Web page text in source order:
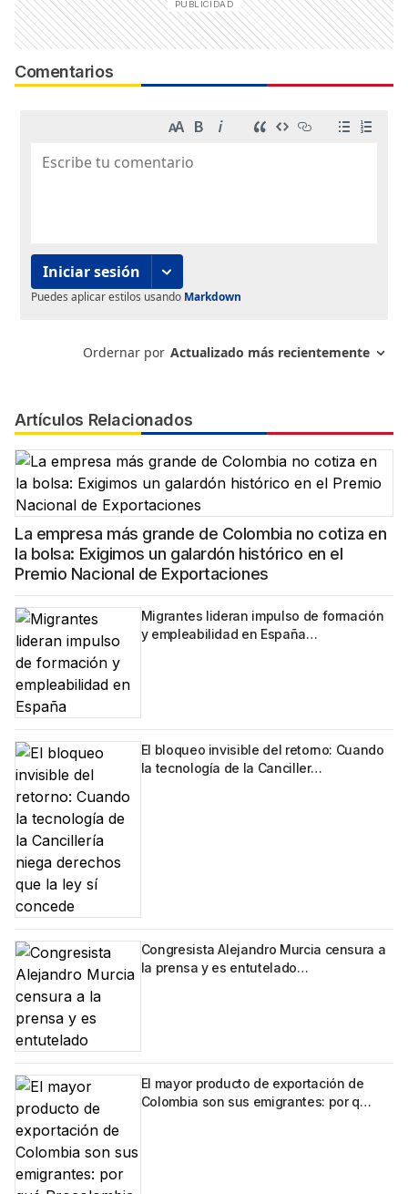
Comentarios
Artículos Relacionados
La empresa más grande de Colombia no cotiza en
la bolsa: Exigimos un galardón histórico en el
Premio Nacional de Exportaciones
Migrantes lideran impulso de formación
y empleabilidad en España…
El bloqueo invisible del retorno: Cuando
la tecnología de la Canciller…
Congresista Alejandro Murcia censura a
la prensa y es entutelado…
El mayor producto de exportación de
Colombia son sus emigrantes: por q…